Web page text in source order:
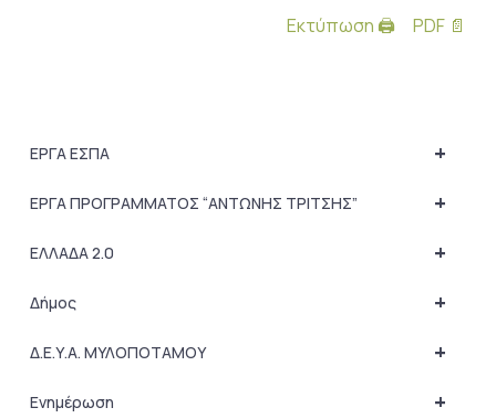
Εκτύπωση 🖨 PDF 📄
+
ΕΡΓΑ ΕΣΠΑ
+
ΕΡΓΑ ΠΡΟΓΡΑΜΜΑΤΟΣ “ΑΝΤΩΝΗΣ ΤΡΙΤΣΗΣ”
+
ΕΛΛΑΔΑ 2.0
+
Δήμος
+
Δ.Ε.Υ.Α. ΜΥΛΟΠΟΤΑΜΟΥ
+
Ενημέρωση